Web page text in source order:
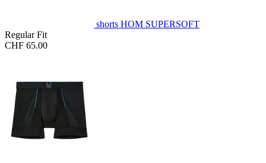
shorts HOM SUPERSOFT
Regular Fit
CHF 65.00